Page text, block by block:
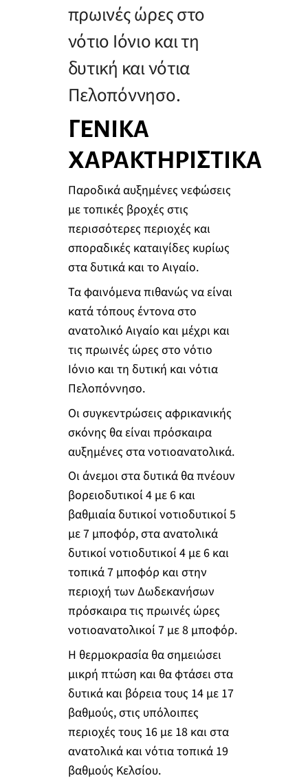
πρωινές ώρες στο
νότιο Ιόνιο και τη
δυτική και νότια
Πελοπόννησο.
ΓΕΝΙΚΑ
ΧΑΡΑΚΤΗΡΙΣΤΙΚΑ
Παροδικά αυξημένες νεφώσεις
με τοπικές βροχές στις
περισσότερες περιοχές και
σποραδικές καταιγίδες κυρίως
στα δυτικά και το Αιγαίο.
Τα φαινόμενα πιθανώς να είναι
κατά τόπους έντονα στο
ανατολικό Αιγαίο και μέχρι και
τις πρωινές ώρες στο νότιο
Ιόνιο και τη δυτική και νότια
Πελοπόννησο.
Οι συγκεντρώσεις αφρικανικής
σκόνης θα είναι πρόσκαιρα
αυξημένες στα νοτιοανατολικά.
Οι άνεμοι στα δυτικά θα πνέουν
βορειοδυτικοί 4 με 6 και
βαθμιαία δυτικοί νοτιοδυτικοί 5
με 7 μποφόρ, στα ανατολικά
δυτικοί νοτιοδυτικοί 4 με 6 και
τοπικά 7 μποφόρ και στην
περιοχή των Δωδεκανήσων
πρόσκαιρα τις πρωινές ώρες
νοτιοανατολικοί 7 με 8 μποφόρ.
Η θερμοκρασία θα σημειώσει
μικρή πτώση και θα φτάσει στα
δυτικά και βόρεια τους 14 με 17
βαθμούς, στις υπόλοιπες
περιοχές τους 16 με 18 και στα
ανατολικά και νότια τοπικά 19
βαθμούς Κελσίου.